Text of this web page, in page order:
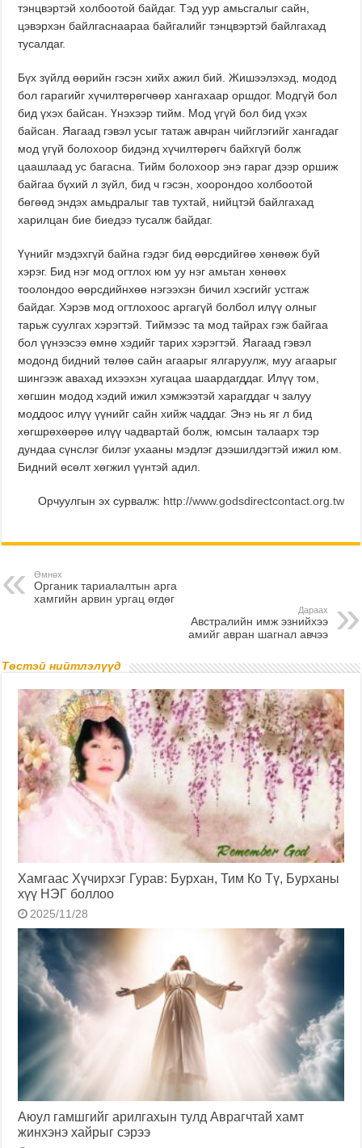
тэнцвэртэй холбоотой байдаг. Тэд уур амьсгалыг сайн,
цэвэрхэн байлгаснаараа байгалийг тэнцвэртэй байлгахад
тусалдаг.
Бүх зүйлд өөрийн гэсэн хийх ажил бий. Жишээлэхэд, модод
бол гарагийг хүчилтөрөгчөөр хангахаар оршдог. Модгүй бол
бид үхэх байсан. Үнэхээр тийм. Мод үгүй бол бид үхэх
байсан. Яагаад гэвэл усыг татаж авчран чийглэгийг хангадаг
мод үгүй болохоор бидэнд хүчилтөрөгч байхгүй болж
цаашлаад ус багасна. Тийм болохоор энэ гараг дээр оршиж
байгаа бүхий л зүйл, бид ч гэсэн, хоорондоо холбоотой
бөгөөд эндэх амьдралыг тав тухтай, нийцтэй байлгахад
харилцан бие биедээ тусалж байдаг.
Үүнийг мэдэхгүй байна гэдэг бид өөрсдийгөө хөнөөж буй
хэрэг. Бид нэг мод огтлох юм уу нэг амьтан хөнөөх
тоолондоо өөрсдийнхөө нэгээхэн бичил хэсгийг устгаж
байдаг. Хэрэв мод огтлохоос аргагүй болбол илүү олныг
тарьж суулгах хэрэгтэй. Тиймээс та мод тайрах гэж байгаа
бол үүнээсээ өмнө хэдийг тарих хэрэгтэй. Яагаад гэвэл
модонд бидний төлөө сайн агаарыг ялгаруулж, муу агаарыг
шингээж авахад ихээхэн хугацаа шаардагддаг. Илүү том,
хөгшин модод хэдий ижил хэмжээтэй харагддаг ч залуу
моддоос илүү үүнийг сайн хийж чаддаг. Энэ нь яг л бид
хөгшрөхөөрөө илүү чадвартай болж, юмсын талаарх тэр
дундаа сүнслэг билэг ухааны мэдлэг дээшилдэгтэй ижил юм.
Бидний өсөлт хөгжил үүнтэй адил.
Орчуулгын эх сурвалж: http://www.godsdirectcontact.org.tw
Өмнөх
Органик тариалалтын арга
хамгийн арвин ургац өгдөг
Дараах
Австралийн имж эзнийхээ
амийг авран шагнал авчээ
Төстэй нийтлэлүүд
Хамгаас Хүчирхэг Гурав: Бурхан, Тим Ко Тү, Бурханы
хүү НЭГ боллоо
2025/11/28
Аюул гамшгийг арилгахын тулд Аврагчтай хамт
жинхэнэ хайрыг сэрээ